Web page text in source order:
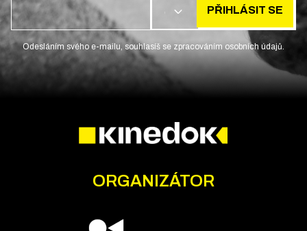
CS PŘIHLÁSIT SE
Odesláním svého e-mailu, souhlasíš se zpracováním osobních údajů.
ORGANIZÁTOR